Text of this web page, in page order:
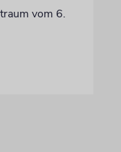
vom 6.